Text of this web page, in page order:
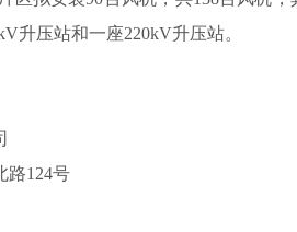
升压站和一座220kV升压站。
124号